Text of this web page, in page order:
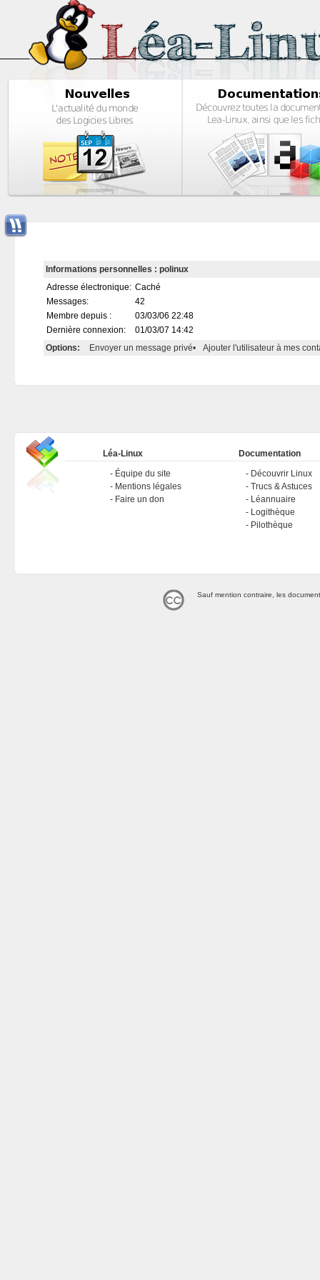
Informations personnelles : polinux
Adresse électronique: Caché
Messages:
42
Membre depuis :
03/03/06 22:48
Dernière connexion:
01/03/07 14:42
Options:
Envoyer un message privé• Ajouter l'utilisateur à mes
Léa-Linux
Équipe du site
Mentions légales
Faire un don
Documentation
Découvrir Linux
Trucs & Astuces
Léannuaire
Logithèque
Pilothèque
Sauf mention contraire, les